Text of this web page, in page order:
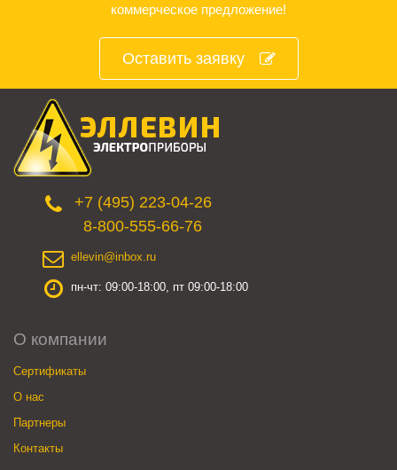
коммерческое предложение!
Оставить заявку
+7 (495) 223-04-26
8-800-555-66-76
ellevin@inbox.ru
пн-чт: 09:00-18:00, пт 09:00-18:00
О компании
Сертификаты
О нас
Партнеры
Контакты